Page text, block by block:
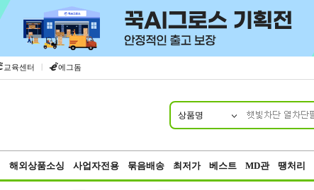
교육센터 | 에그돔
상품명
해외상품소싱 사업자전용 묶음배송 최저가 베스트 MD관 땡처리